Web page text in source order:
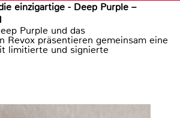
einzigartige - Deep Purple –
Purple und das
Revox präsentieren gemeinsam eine
limitierte und signierte